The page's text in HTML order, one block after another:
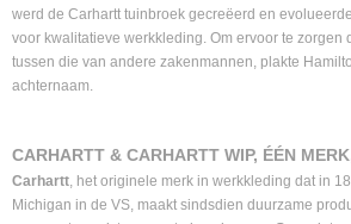
werd de Carhartt tuinbroek gecreëerd en
voor kwalitatieve werkkleding. Om ervoor te zorgen
tussen die van andere zakenmannen, plakte
achternaam.
CARHARTT & CARHARTT WIP, ÉÉN
Carhartt, het originele merk in werkkleding dat in
Michigan in de VS, maakt sindsdien duurzame